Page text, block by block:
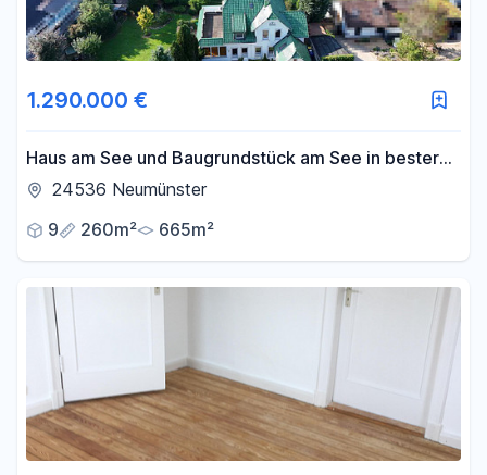
1.290.000 €
Haus am See und Baugrundstück am See in bester
Wohnlage in 1.Seereihe,Seeblick,Villa am See,Kamin
24536 Neumünster
9
260m² 665m²